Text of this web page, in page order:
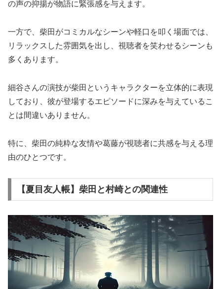
の声の抑揚が物語に緊張感を与えます。
一方で、柴田がコミカルなシーンや軽口を叩く場面では、
リラックスした雰囲気を出し、視聴者を笑わせるシーンも
多くあります。
細谷さんの演技が柴田というキャラクターを立体的に表現
しており、彼が登場するエピソードに深みを与えているこ
とは間違いありません。
特に、柴田の純粋な友情や葛藤が視聴者に共感を与える理
由のひとつです。
【夏目友人帳】柴田と村崎との関連性